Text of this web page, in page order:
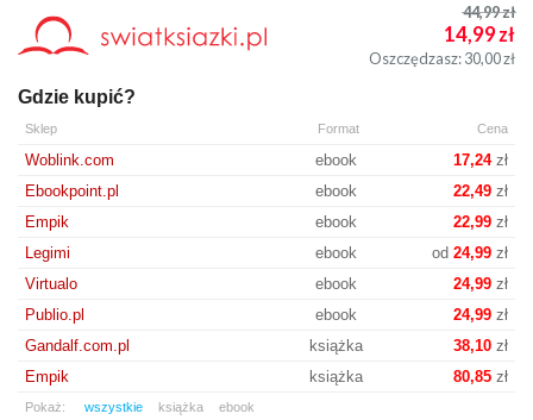
44,99zł
14,99zł
Oszczędzasz: 30,00zł
Gdzie kupić?
Sklep Format Cena
Woblink.com ebook 17,24zł
Ebookpoint.pl
ebook 22,49zł
Empik
ebook 22,99zł
Legimi
ebook od 24,99zł
Virtualo
ebook 24,99zł
Publio.pl
ebook 24,99zł
Gandalf.com.pl
książka 38,10zł
Empik
książka 80,85zł
Pokaż: wszystkie książka ebook